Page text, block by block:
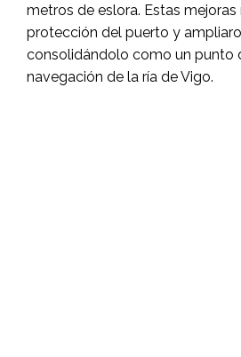
metros de eslora. Estas
protección del puerto y
consolidándolo como un punto
navegación de la ría de Vigo.